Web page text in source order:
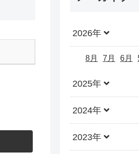
2026年
8月 7月 6月
2025年
2024年
2023年